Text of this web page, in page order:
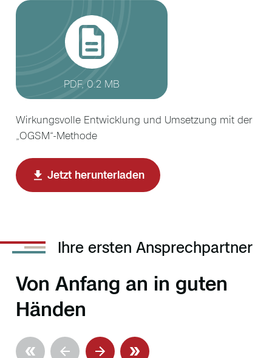
PDF, 0.2 MB
Wirkungsvolle Entwicklung und Umsetzung mit der
„OGSM“-Methode
Jetzt herunterladen
Ihre ersten Ansprechpartner
Von Anfang an in guten
Händen